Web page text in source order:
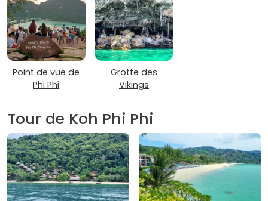
Point de vue de
Phi Phi
Grotte des
Vikings
Tour de Koh Phi Phi